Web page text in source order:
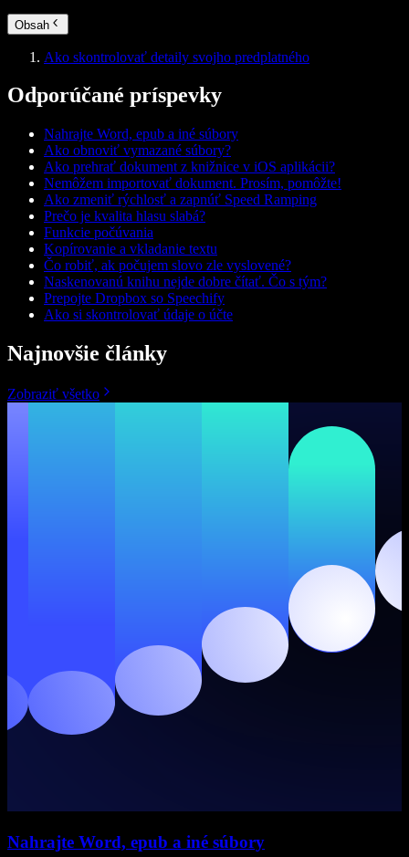
Obsah
Ako skontrolovať detaily svojho predplatného
Odporúčané príspevky
Nahrajte Word, epub a iné súbory
Ako obnoviť vymazané súbory?
Ako prehrať dokument z knižnice v iOS aplikácii?
Nemôžem importovať dokument. Prosím, pomôžte!
Ako zmeniť rýchlosť a zapnúť Speed Ramping
Prečo je kvalita hlasu slabá?
Funkcie počúvania
Kopírovanie a vkladanie textu
Čo robiť, ak počujem slovo zle vyslovené?
Naskenovanú knihu nejde dobre čítať. Čo s tým?
Prepojte Dropbox so Speechify
Ako si skontrolovať údaje o účte
Najnovšie články
Zobraziť všetko
Nahrajte Word, epub a iné súbory